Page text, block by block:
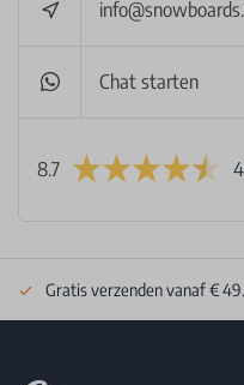
Chat starten
8.7
Gratis verzenden vanaf €